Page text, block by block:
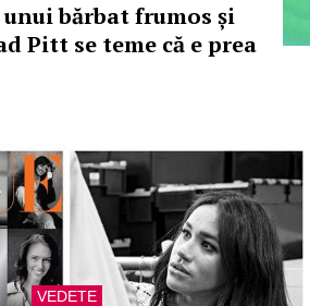
bărbat frumos și
Pitt se teme că e prea
VEDETE